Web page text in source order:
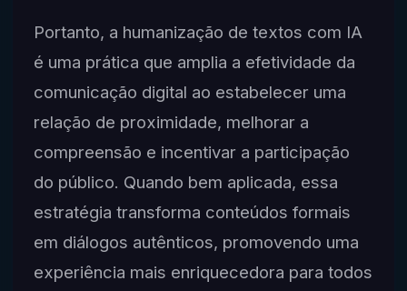
Portanto, a humanização de textos com IA
é uma prática que amplia a efetividade da
comunicação digital ao estabelecer uma
relação de proximidade, melhorar a
compreensão e incentivar a participação
do público. Quando bem aplicada, essa
estratégia transforma conteúdos formais
em diálogos autênticos, promovendo uma
experiência mais enriquecedora para todos